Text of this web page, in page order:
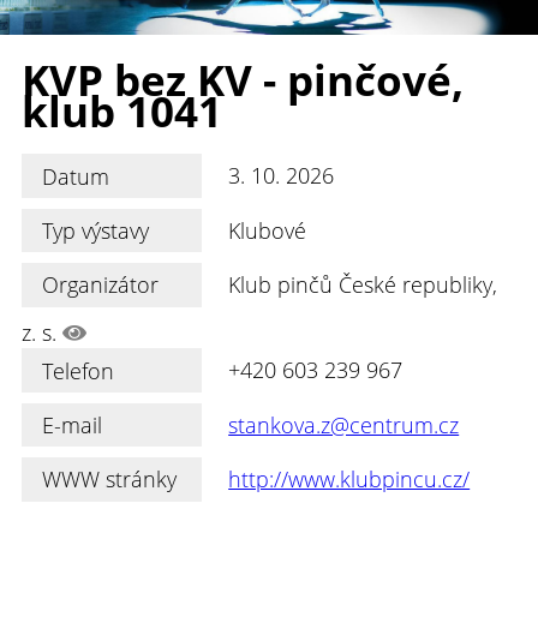
KVP bez KV - pinčové,
klub 1041
Datum
3. 10. 2026
Typ výstavy
Klubové
Organizátor
Klub pinčů České republiky,
z. s.
Telefon
+420 603 239 967
E-mail
stankova.z@centrum.cz
WWW stránky
http://www.klubpincu.cz/